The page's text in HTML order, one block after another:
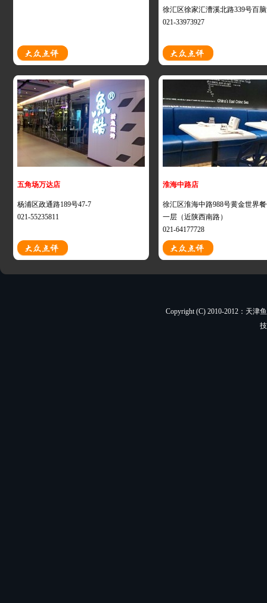
徐汇区徐家汇漕溪北路339号百
021-33973927
五角场万达店
杨浦区政通路189号47-7
021-55235811
淮海中路店
徐汇区淮海中路988号黄金世界
一层（近陕西南路）
021-64177728
Copyright (C) 2010-2012：天津